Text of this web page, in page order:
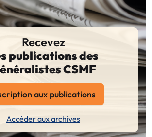
Recevez
publications des
CSMF
aux publications
Accéder aux archives